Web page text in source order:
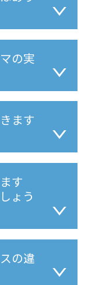
の実
ます
す
ょう
の違